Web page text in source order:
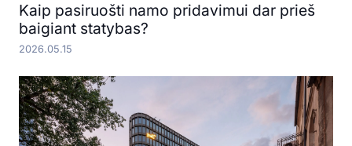
Kaip pasiruošti namo pridavimui dar prieš
baigiant statybas?
2026.05.15